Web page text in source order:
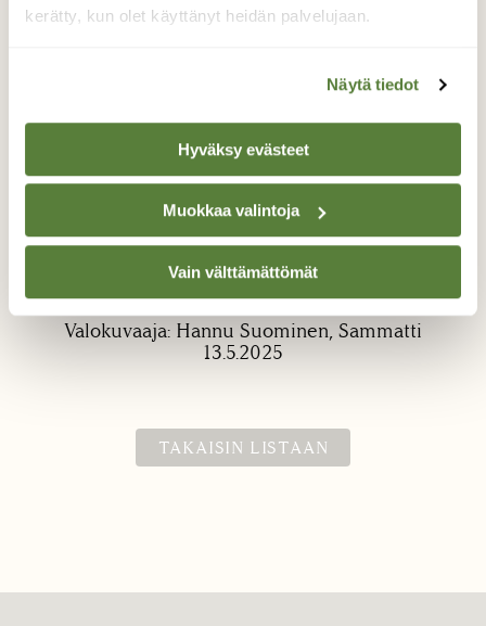
kerätty, kun olet käyttänyt heidän palvelujaan.
Näytä tiedot
Hyväksy evästeet
Muokkaa valintoja
Vain välttämättömät
"vihreät kuulat"
Tällaisia hyytelömäisiä palloja ilmestyi
rantaveteen kiinnittyneinä kallioon ja kiviin.
Mistä ilmiöstä on kyse?
Valokuvaaja: Hannu Suominen, Sammatti
13.5.2025
TAKAISIN LISTAAN